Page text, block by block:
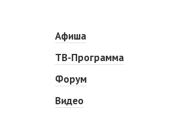
Афиша
ТВ-Программа
Форум
Видео